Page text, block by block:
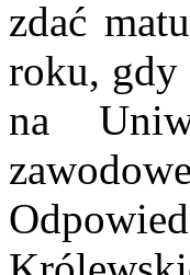
zdać
roku, gdy
na